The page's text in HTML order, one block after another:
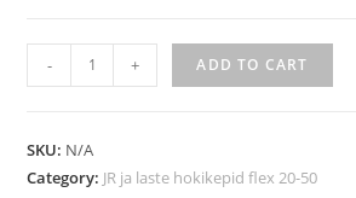
- + ADD TO CART
SKU: N/A
Category: JR ja laste hokikepid flex 20-50